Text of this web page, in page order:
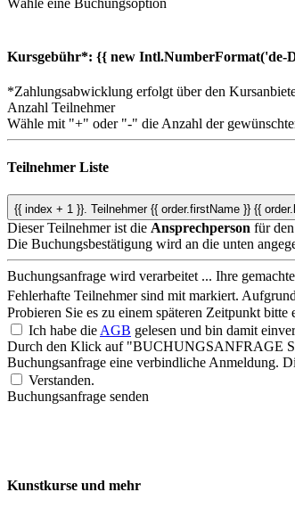
Wähle eine Buchungsoption
Kursgebühr*: {{ new Intl.NumberFormat('de-
*Zahlungsabwicklung erfolgt über den
Anzahl Teilnehmer
Wähle mit "+" oder "-" die Anzahl der
Teilnehmer Liste
{{ index + 1 }}. Teilnehmer {{ order.firstName }} {{
Dieser Teilnehmer ist die Ansprechperson für
Die Buchungsbestätigung wird an die unten
Buchungsanfrage wird verarbeitet ... Ihre
Fehlerhafte Teilnehmer sind mitmarkiert.
Probieren Sie es zu einem späteren Zeitpunkt
Ich habe dieAGB gelesen und bin damit
Durch den Klick auf "BUCHUNGSANFRAGE
Buchungsanfrage eine verbindliche Anmeldung.
Verstanden.
Buchungsanfrage senden
Kunstkurse und mehr